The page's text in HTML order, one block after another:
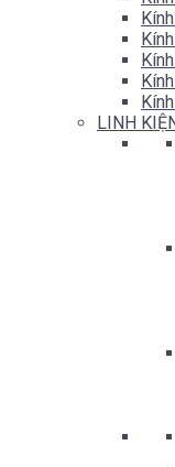
LINH